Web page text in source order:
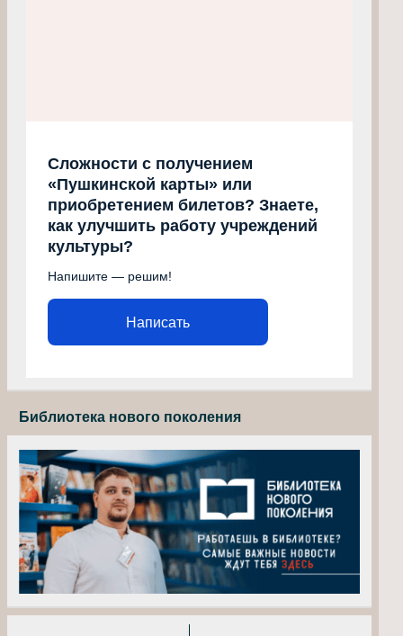
Сложности с получением
«Пушкинской карты» или
приобретением билетов? Знаете,
как улучшить работу учреждений
культуры?
Напишите — решим!
Написать
Библиотека нового поколения